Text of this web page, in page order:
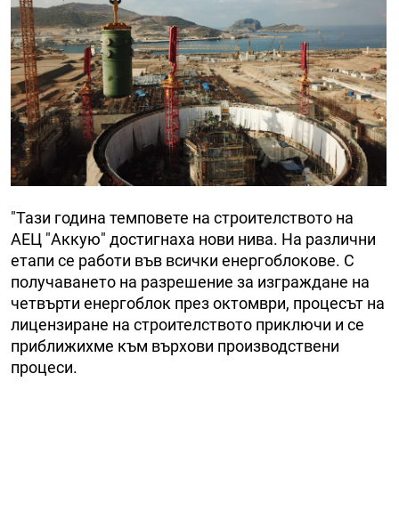
"Тази година темповете на строителството на
АЕЦ "Аккую" достигнаха нови нива. На различни
етапи се работи във всички енергоблокове. С
получаването на разрешение за изграждане на
четвърти енергоблок през октомври, процесът на
лицензиране на строителството приключи и се
приближихме към върхови производствени
процеси.